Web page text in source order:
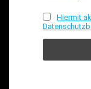
Hiermit